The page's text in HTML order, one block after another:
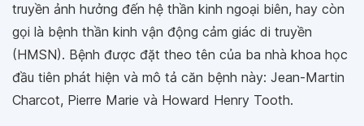
truyền ảnh hưởng đến hệ thần kinh ngoại biên, hay còn
gọi là bệnh thần kinh vận động cảm giác di truyền
(HMSN). Bệnh được đặt theo tên của ba nhà khoa học
đầu tiên phát hiện và mô tả căn bệnh này: Jean-Martin
Charcot, Pierre Marie và Howard Henry Tooth.